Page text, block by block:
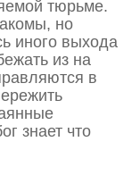
тюрьме.
но
иного выхода
из на
в
знает что